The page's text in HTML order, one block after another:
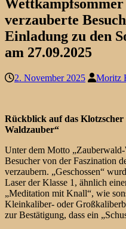
Wettkampfsommer
verzauberte
Einladung zu den
am 27.09.2025
2. November 2025 Moritz
Rückblick auf das
Waldzauber“
Unter dem Motto
Besucher von der Faszination
verzaubern. „Geschossen“
Laser der Klasse 1, ähnlich
„Meditation mit Knall“, wie
Kleinkaliber- oder
zur Bestätigung, dass ein